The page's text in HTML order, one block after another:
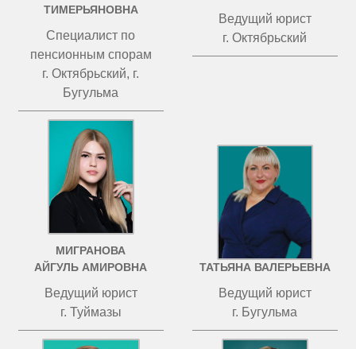
ТИМЕРЬЯНОВНА
Специалист по
пенсионным спорам
г. Октябрьский, г.
Бугульма
Ведущий юрист
г. Октябрьский
МИГРАНОВА
АЙГУЛЬ АМИРОВНА
Ведущий юрист
г. Туймазы
ЧИСТОВА
ТАТЬЯНА ВАЛЕРЬЕВНА
Ведущий юрист
г. Бугульма